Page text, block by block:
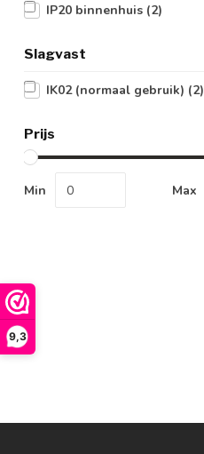
9,3
IP20 binnenhuis (2)
Slagvast
IK02 (normaal gebruik) (2)
Prijs
Min Max